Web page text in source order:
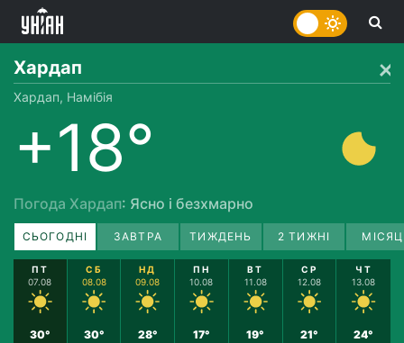
Хардап
Хардап, Намібія
+18°
Погода Хардап: Ясно і безхмарно
СЬОГОДНІ ЗАВТРА ТИЖДЕНЬ 2 ТИЖНІ
ПТ
07.08
30°
СБ
08.08
30°
НД
09.08
28°
ПН
10.08
17°
ВТ
11.08
19°
СР
12.08
21°
ЧТ
13.08
24°